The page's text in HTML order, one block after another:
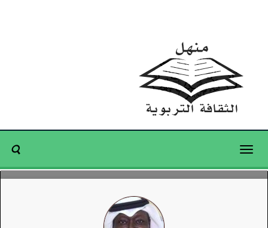
Toggle